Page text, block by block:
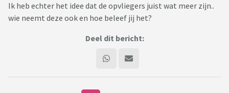
Ik heb echter het idee dat de opvliegers juist wat meer zijn..
wie neemt deze ook en hoe beleef jij het?
Deel dit bericht: